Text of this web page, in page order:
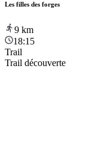
Les filles des forges
9 km
18:15
Trail
Trail découverte